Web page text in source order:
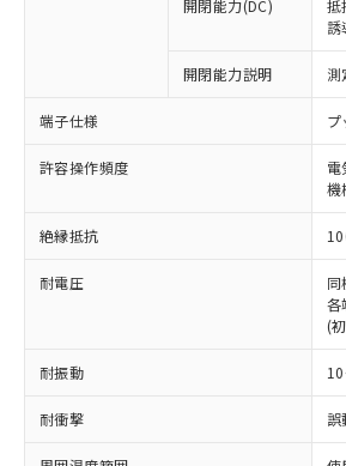
開閉能力(DC)
抵
開閉能力説明
端子仕様 プ
許容操作頻度
機
絶縁抵抗
耐電圧
各
(
耐振動
耐衝撃
ことをご了承ください。
在庫状況および標準価格
記載している更新日時点
タに基づき作成されるも
覧された時点での実際の
準価格とは異なる場合が
正式な納期状況および標
様のお取引先、またはお
ムロン制御機器販売店・
オムロン制御機器販売店
販売ネットワーク
在庫状況および標準価格
事前の承諾なく第三者に
示しないようお願いしま
マイパーツ機能（部品リ
むを得ず変更することがありま
*EU RoHS指令（10物質）：
鉛(Pb) 1000ppm以下、 水銀(Hg)
ミウム(Cd) 100ppm以下、
六価クロム(Cr(Ⅵ)) 1000ppm以下、ポリ
類(PBB) 1000ppm以下、ポリ臭化ジフ
(PBDE) 1000ppm以下、フタル酸ビス
ル) (DEHP)(別名：DOP) 1000ppm以下
(DIBP) 1000ppm以下
但し、RoHS指令で産業用監視および制
フタル酸エステル類の４物質について
図的な使用がないことを確認しています
部品在庫の切り替え状況など
月が前後することがあります。
「－」：未確認です。当社販
*中国RoHS10物質の基準値 (GB/
Pb(鉛) :1000ppm、 Hg(水銀) :
ニル類) : 1000ppm、 PBDEs(ポリ臭化
DBP(フタル酸ジブチル) : 1000ppm、
イソブチル) : 1000ppm、 BBP(フタル酸
ル) : 1000ppm、
DEHP(フタル酸ビス(2-エチルヘキシル
「ｅ」：有害物質（10物質）
準値以下であることを示します
「10」：通常の使用状況下に
質が外部に漏えいし、環境に
当社は、これら貴社製品
為替および外国貿易法に
（以下｢規制貨物等」と
または国外への提供する
国政府の輸出許可(または
可)を取得するなどの必要
当社は規制貨物を破棄す
全に破砕するなど、違法
いよう必要な手段を講じ
当社は貴社製品を、核兵
ル、化学兵器、生物兵器
武器並びにこれらの製造
当社は、貴社製品を第三
場合は、上記1、2および
該第三者に通知します。
販売先および販売に係わ
○ 一定数以上の在庫あ
一定数には満たない
在庫なし(最新の在庫
いては、お客様のお
たはお客様担当のオ
機器販売店・当社販
受注生産機種、また